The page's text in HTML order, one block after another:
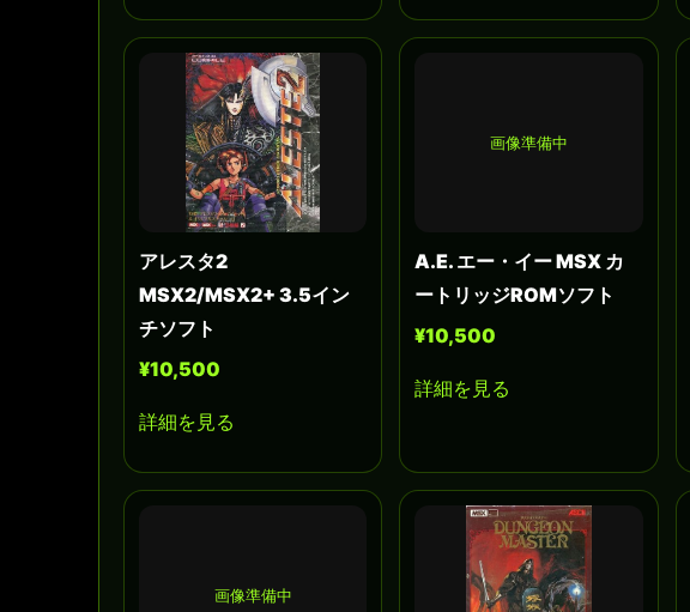
アレスタ2
MSX2/MSX2+ 3.5イン
チソフト
¥10,500
詳細を見る
画像準備中
A.E. エー・イー MSX カ
ートリッジROMソフト
¥10,500
詳細を見る
画像準備中